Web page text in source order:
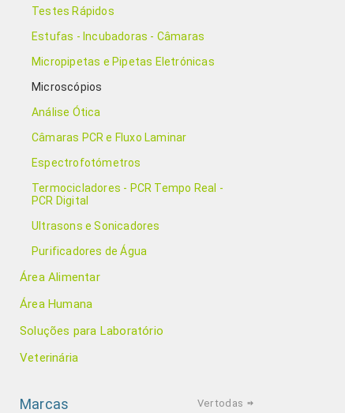
Testes Rápidos
Estufas - Incubadoras - Câmaras
Micropipetas e Pipetas Eletrónicas
Microscópios
Análise Ótica
Câmaras PCR e Fluxo Laminar
Espectrofotómetros
Termocicladores - PCR Tempo Real -
PCR Digital
Ultrasons e Sonicadores
Purificadores de Água
Área Alimentar
Área Humana
Soluções para Laboratório
Veterinária
Marcas Ver todas